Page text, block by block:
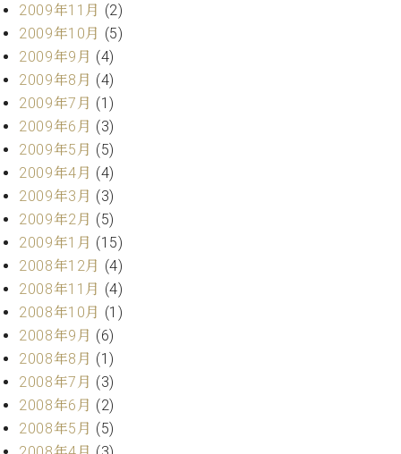
2009年11月 (2)
2009年10月 (5)
2009年9月 (4)
2009年8月 (4)
2009年7月 (1)
2009年6月 (3)
2009年5月 (5)
2009年4月 (4)
2009年3月 (3)
2009年2月 (5)
2009年1月 (15)
2008年12月 (4)
2008年11月 (4)
2008年10月 (1)
2008年9月 (6)
2008年8月 (1)
2008年7月 (3)
2008年6月 (2)
2008年5月 (5)